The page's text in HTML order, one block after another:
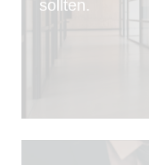
sollten.